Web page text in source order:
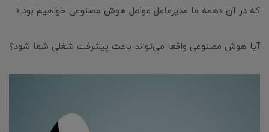
که در آن «همه ما مدیرعامل عوامل هوش مصنوعی خواهیم بود.»
آیا هوش مصنوعی واقعا می‌تواند باعث پیشرفت شغلی شما شود؟